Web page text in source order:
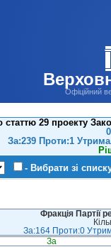
Офіційний
29 проекту
За:239 Проти:1
- Вибрати зі
Фракція Партії
За:164 Проти:0
За